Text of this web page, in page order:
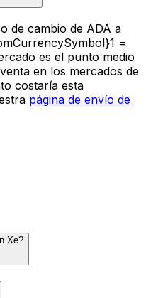
de cambio de ADA a
=
es el punto medio
en los mercados de
costaría esta
página de envío de
Xe?